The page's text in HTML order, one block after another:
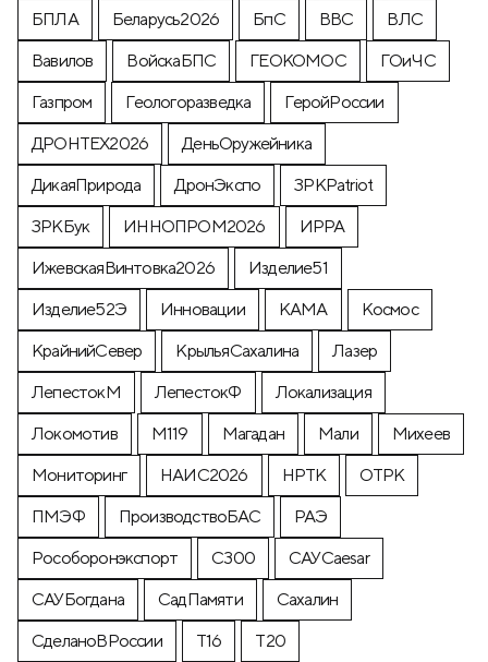
БПЛА
Беларусь2026 БпС ВВС
ВЛС
Вавилов
ВойскаБПС ГЕОКОМОС
ГОиЧС
Газпром
Геологоразведка
ГеройРоссии
ДРОНТЕХ2026
ДеньОружейника
ДикаяПрирода
ДронЭкспо
ЗРКPatriot
ЗРКБук
ИННОПРОМ2026
ИРРА
ИжевскаяВинтовка2026
Изделие51
Изделие52Э
Инновации КАМА
Космос
КрайнийСевер
КрыльяСахалина
Лазер
ЛепестокМ
ЛепестокФ
Локализация
Локомотив
М119 Магадан Мали
Михеев
Мониторинг
НАИС2026 НРТК
ОТРК
ПМЭФ
ПроизводствоБАС
РАЭ
Рособоронэкспорт
С300
САУCaesar
САУБогдана
СадПамяти
Сахалин
СделаноВРоссии
Т16 Т20